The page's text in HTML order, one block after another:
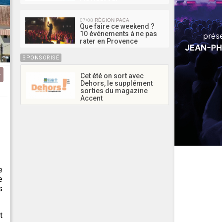
07/08 RÉGION PACA
Que faire ce weekend ?
10 événements à ne pas
rater en Provence
SPONSORISÉ
Cet été on sort avec
Dehors, le supplément
sorties du magazine
Accent